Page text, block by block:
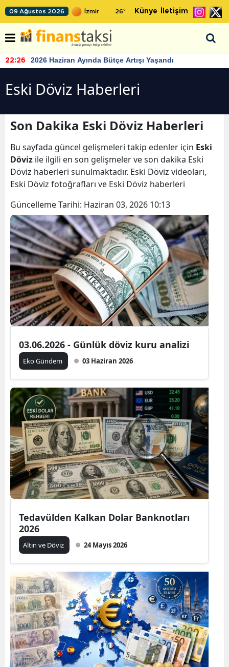
09 Ağustos 2026 26° Künye İletişim
22:26 2026 Haziran Ayında Bütçe Artışı Yaşandı
Eski Döviz Haberleri
Son Dakika Eski Döviz Haberleri
Bu sayfada güncel gelişmeleri takip edenler için Eski
Döviz ile ilgili en son gelişmeler ve son dakika Eski
Döviz haberleri sunulmaktadır. Eski Döviz videoları,
Eski Döviz fotoğrafları ve Eski Döviz haberleri
Güncelleme Tarihi: Haziran 03, 2026 10:13
03.06.2026 - Günlük döviz kuru analizi
Eko Gündem 03 Haziran 2026
Tedavülden Kalkan Dolar Banknotları
2026
Altın ve Döviz 24 Mayıs 2026